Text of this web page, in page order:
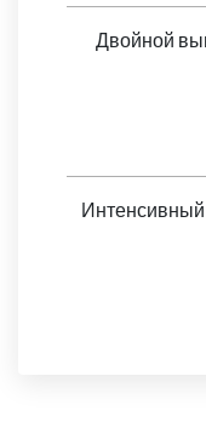
Двойной